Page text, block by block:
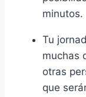
minutos.
Tu
muchas
otras
que